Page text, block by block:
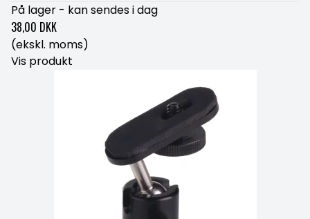
På lager - kan sendes i dag
38,00 DKK
(ekskl. moms)
Vis produkt